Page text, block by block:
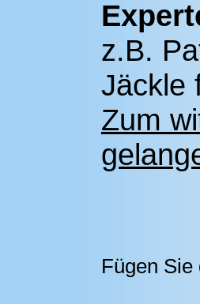
z.B.
Jäckle
Zum
Fügen